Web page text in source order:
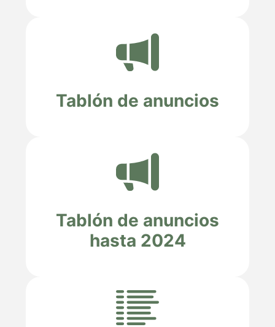
Tablón de anuncios
Tablón de anuncios
hasta 2024